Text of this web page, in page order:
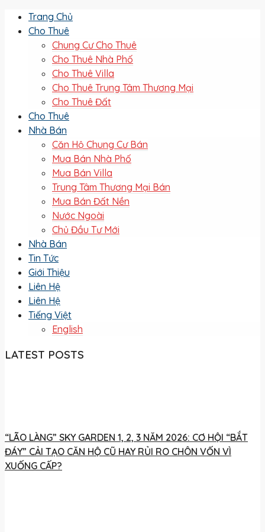
Trang Chủ
Cho Thuê
Chung Cư Cho Thuê
Cho Thuê Nhà Phố
Cho Thuê Villa
Cho Thuê Trung Tâm Thương Mại
Cho Thuê Đất
Cho Thuê
Nhà Bán
Căn Hộ Chung Cư Bán
Mua Bán Nhà Phố
Mua Bán Villa
Trung Tâm Thương Mại Bán
Mua Bán Đất Nền
Nước Ngoài
Chủ Đầu Tư Mới
Nhà Bán
Tin Tức
Giới Thiệu
Liên Hệ
Liên Hệ
Tiếng Việt
English
LATEST POSTS
“LÃO LÀNG” SKY GARDEN 1, 2, 3 NĂM 2026: CƠ HỘI “BẮT
ĐÁY” CẢI TẠO CĂN HỘ CŨ HAY RỦI RO CHÔN VỐN VÌ
XUỐNG CẤP?